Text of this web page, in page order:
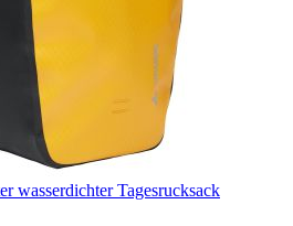
wasserdichter Tagesrucksack